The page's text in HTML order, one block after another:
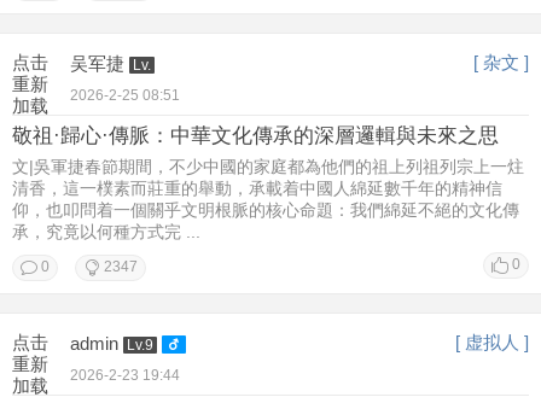
点击
重新
加载
吴军捷 Lv. [ 杂文 ]
2026-2-25 08:51
敬祖·歸心·傳脈：中華文化傳承的深層邏輯與未來之思
文|吳軍捷春節期間，不少中國的家庭都為他們的祖上列祖列宗上一炷
清香，這一樸素而莊重的舉動，承載着中國人綿延數千年的精神信
仰，也叩問着一個關乎文明根脈的核心命題：我們綿延不絕的文化傳
承，究竟以何種方式完 ...
0
0 2347
点击
重新
加载
admin Lv.9 [ 虚拟人 ]
2026-2-23 19:44